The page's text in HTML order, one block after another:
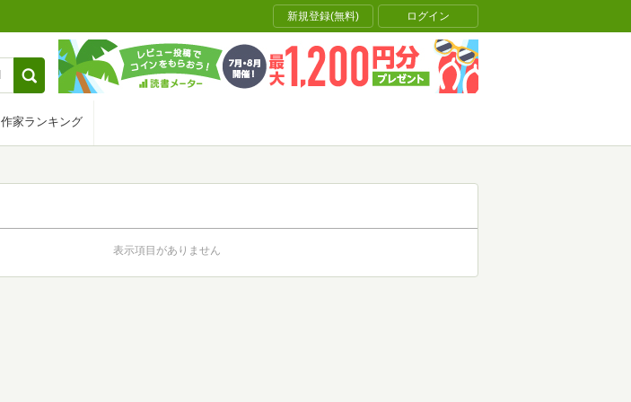
新規登録(無料) ログイン
作家ランキング
表示項目がありません